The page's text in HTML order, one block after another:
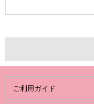
ご利用ガイド